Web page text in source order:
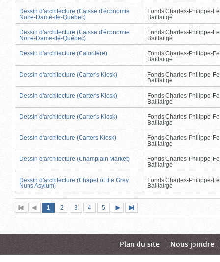
Dessin d'architecture (Caisse d'économie
Notre-Dame-de-Québec)
Fonds Charles-Philippe-
Baillairgé
Dessin d'architecture (Caisse d'économie
Notre-Dame-de-Québec)
Fonds Charles-Philippe-
Baillairgé
Dessin d'architecture (Calorifère)
Fonds Charles-Philippe-
Baillairgé
Dessin d'architecture (Carter's Kiosk)
Fonds Charles-Philippe-
Baillairgé
Dessin d'architecture (Carter's Kiosk)
Fonds Charles-Philippe-
Baillairgé
Dessin d'architecture (Carter's Kiosk)
Fonds Charles-Philippe-
Baillairgé
Dessin d'architecture (Carters Kiosk)
Fonds Charles-Philippe-
Baillairgé
Dessin d'architecture (Champlain Market)
Fonds Charles-Philippe-
Baillairgé
Dessin d'architecture (Chapel of the Grey
Nuns Asylum)
Fonds Charles-Philippe-
Baillairgé
Première
page
Page
précédente
Page
1 (page
actuelle)
Page
2 Page
3 Page
4 Page
5
suivante
page
Plan du site Nous joindre